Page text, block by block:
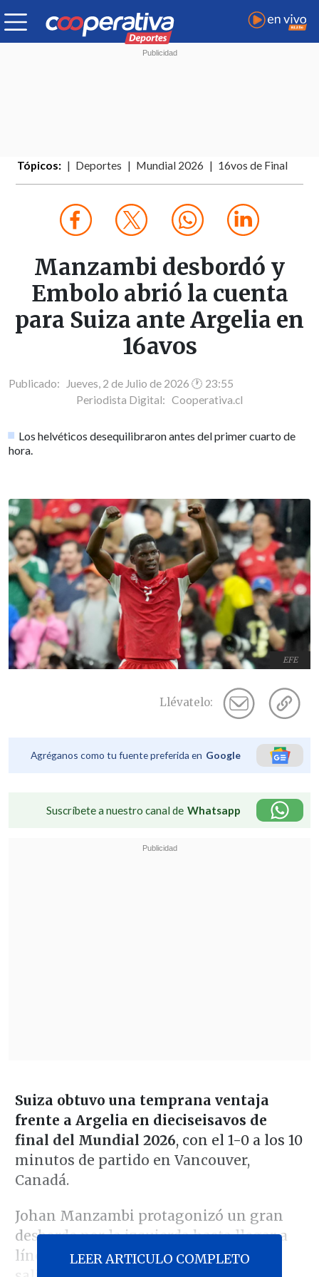
Tópicos: Deportes Mundial 2026 16vos de Final
Manzambi desbordó y
Embolo abrió la cuenta
para Suiza ante Argelia en
16avos
Publicado: Jueves, 2 de Julio de 2026 🕐 23:55
Periodista Digital: Cooperativa.cl
Los helvéticos desequilibraron antes del primer cuarto de
hora.
EFE
Llévatelo:
Agréganos como tu fuente preferida en Google
Suscríbete a nuestro canal de Whatsapp
Suiza obtuvo una temprana ventaja
frente a Argelia en dieciseisavos de
final del Mundial 2026, con el 1-0 a los 10
minutos de partido en Vancouver,
Canadá.
Johan Manzambi protagonizó un gran
desborde por la izquierda hasta llegar a
línea de fondo. El arquero Luca Zidane
LEER ARTICULO COMPLETO